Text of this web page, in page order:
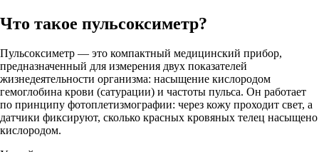
Что такое пульсоксиметр?
Пульсоксиметр — это компактный медицинский прибор,
предназначенный для измерения двух показателей
жизнедеятельности организма: насыщение кислородом
гемоглобина крови (сатурации) и частоты пульса. Он работает
по принципу фотоплетизмографии: через кожу проходит свет, а
датчики фиксируют, сколько красных кровяных телец насыщено
кислородом.